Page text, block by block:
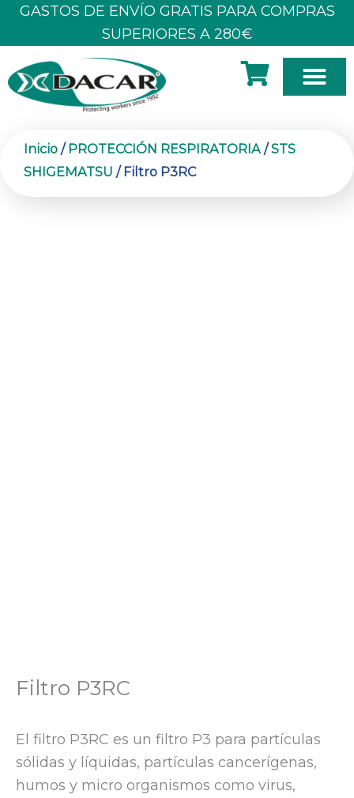
GASTOS DE ENVÍO GRATIS PARA COMPRAS
SUPERIORES A 280€
Inicio /PROTECCIÓN RESPIRATORIA /STS
SHIGEMATSU / Filtro P3RC
Filtro P3RC
El filtro P3RC es un filtro P3 para partículas
sólidas y líquidas, partículas cancerígenas,
humos y micro organismos como virus,